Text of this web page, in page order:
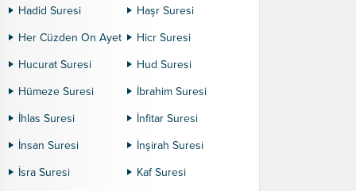
Hadid Suresi
Haşr Suresi
Her Cüzden On Ayet
Hicr Suresi
Hucurat Suresi
Hud Suresi
Hümeze Suresi
İbrahim Suresi
İhlas Suresi
İnfitar Suresi
İnsan Suresi
İnşirah Suresi
İsra Suresi
Kaf Suresi